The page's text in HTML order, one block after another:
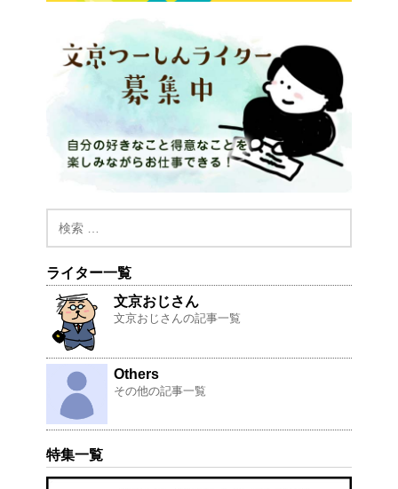
ライター一覧
文京おじさん
文京おじさんの記事一覧
Others
その他の記事一覧
特集一覧